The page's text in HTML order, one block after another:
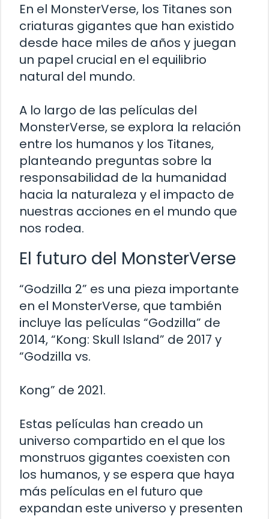
En el MonsterVerse, los Titanes son
criaturas gigantes que han existido
desde hace miles de años y juegan
un papel crucial en el equilibrio
natural del mundo.
A lo largo de las películas del
MonsterVerse, se explora la relación
entre los humanos y los Titanes,
planteando preguntas sobre la
responsabilidad de la humanidad
hacia la naturaleza y el impacto de
nuestras acciones en el mundo que
nos rodea.
El futuro del MonsterVerse
“Godzilla 2” es una pieza importante
en el MonsterVerse, que también
incluye las películas “Godzilla” de
2014, “Kong: Skull Island” de 2017 y
“Godzilla vs.
Kong” de 2021.
Estas películas han creado un
universo compartido en el que los
monstruos gigantes coexisten con
los humanos, y se espera que haya
más películas en el futuro que
expandan este universo y presenten